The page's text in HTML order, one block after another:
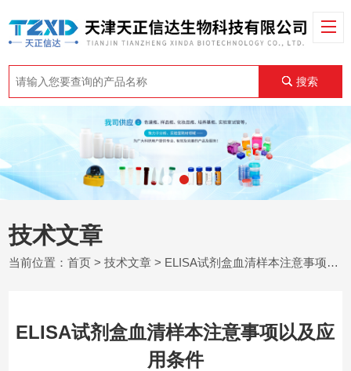
搜索
技术文章
当前位置：首页 >技术文章 > ELISA试剂盒血清样本注意事项以及应用条件
ELISA试剂盒血清样本注意事项以及应
用条件